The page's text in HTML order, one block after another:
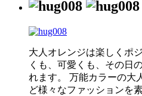
大人オレンジは楽しくポ
くも、可愛くも、その日
れます。 万能カラーの大
ど様々なファッションを